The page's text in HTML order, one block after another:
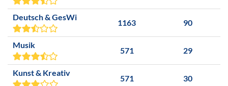
Deutsch & GesWi
1163 90
Musik
571 29
Kunst & Kreativ
571 30